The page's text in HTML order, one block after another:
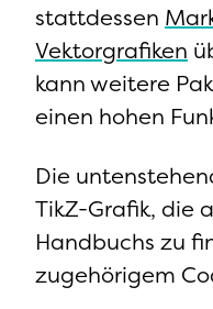
stattdessen
Vektorgrafiken
kann weitere
einen hohen
Die
TikZ-Grafik, die
Handbuchs zu
zugehörigem